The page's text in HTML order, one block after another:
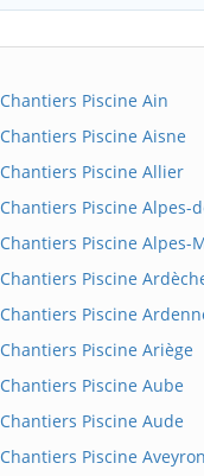
Chantiers Piscine Ain
Chantiers Piscine Aisne
Chantiers Piscine Allier
Chantiers Piscine Alpes-
Chantiers Piscine Alpes-
Chantiers Piscine
Chantiers Piscine
Chantiers Piscine Ariège
Chantiers Piscine Aube
Chantiers Piscine Aude
Chantiers Piscine Aveyron